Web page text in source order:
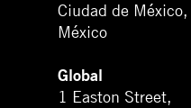
Ciudad de México,
México
Global
1 Easton Street,